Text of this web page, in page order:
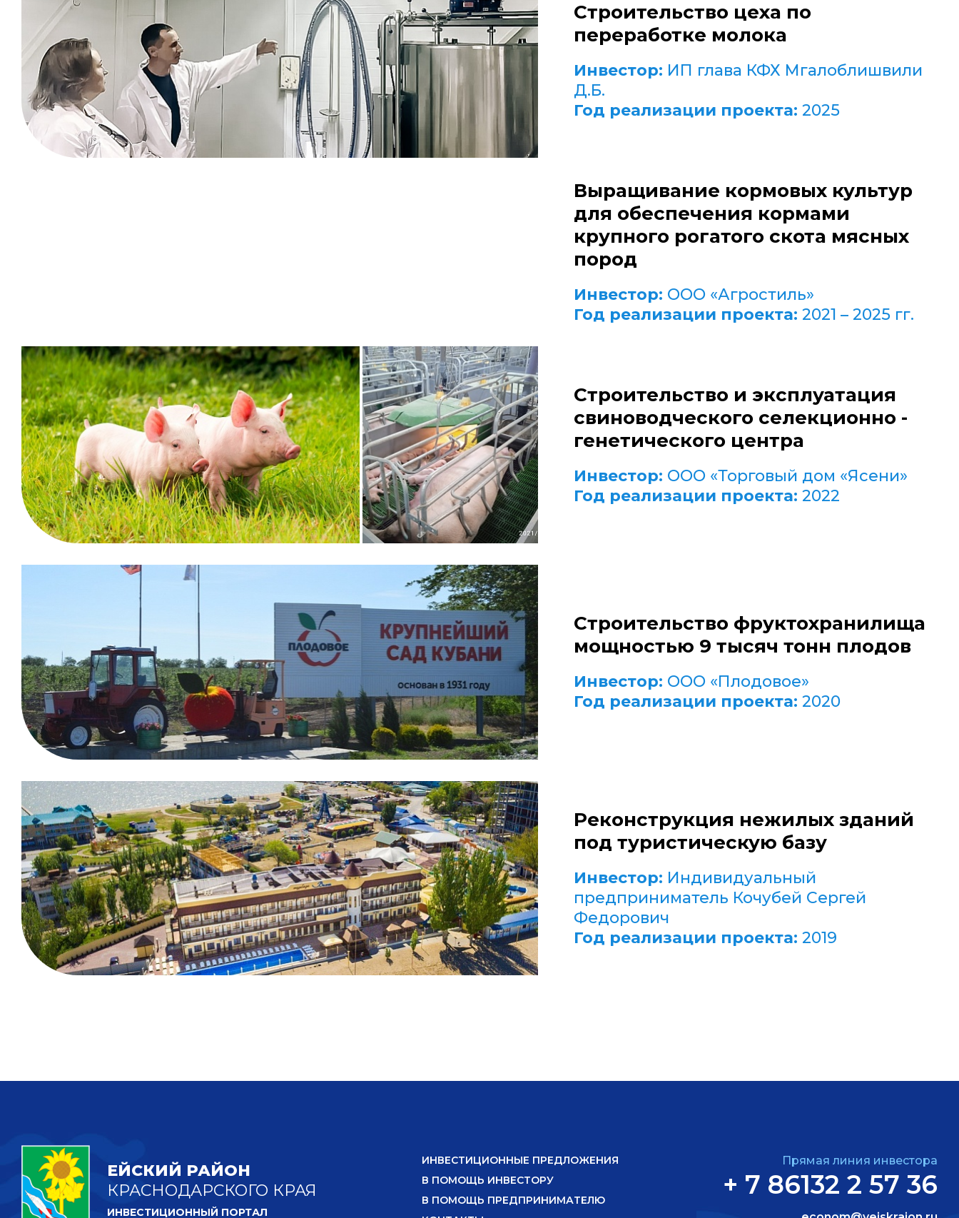
Строительство цеха по
переработке молока
Инвестор: ИП глава КФХ Мгалоблишвили
Д.Б.
Год реализации проекта: 2025
Выращивание кормовых культур
для обеспечения кормами
крупного рогатого скота мясных
пород
Инвестор: ООО «Агростиль»
Год реализации проекта: 2021 – 2025 гг.
Строительство и эксплуатация
свиноводческого селекционно -
генетического центра
Инвестор: ООО «Торговый дом «Ясени»
Год реализации проекта: 2022
Строительство фруктохранилища
мощностью 9 тысяч тонн плодов
Инвестор: ООО «Плодовое»
Год реализации проекта: 2020
Реконструкция нежилых зданий
под туристическую базу
Инвестор: Индивидуальный
предприниматель Кочубей Сергей
Федорович
Год реализации проекта: 2019
ЕЙСКИЙ РАЙОН
КРАСНОДАРСКОГО КРАЯ
ИНВЕСТИЦИОННЫЙ ПОРТАЛ
ИНВЕСТИЦИОННЫЕ ПРЕДЛОЖЕНИЯ
В ПОМОЩЬ ИНВЕСТОРУ
В ПОМОЩЬ ПРЕДПРИНИМАТЕЛЮ
Прямая линия инвестора
+ 7 86132 2 57 36